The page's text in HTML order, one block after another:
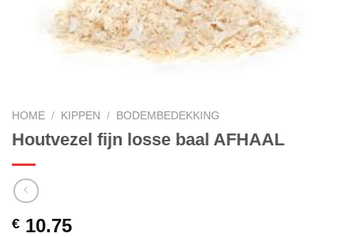
HOME / KIPPEN / BODEMBEDEKKING
Houtvezel fijn losse baal AFHAAL
€ 10.75